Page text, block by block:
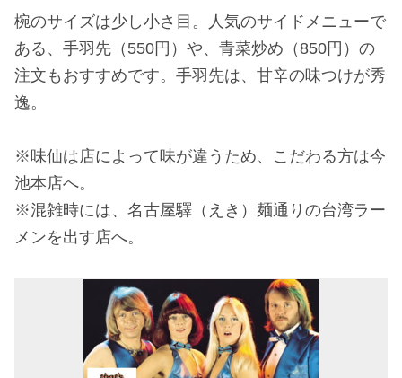
椀のサイズは少し小さ目。人気のサイドメニューで
ある、手羽先（550円）や、青菜炒め（850円）の
注文もおすすめです。手羽先は、甘辛の味つけが秀
逸。
※味仙は店によって味が違うため、こだわる方は今
池本店へ。
※混雑時には、名古屋驛（えき）麺通りの台湾ラー
メンを出す店へ。